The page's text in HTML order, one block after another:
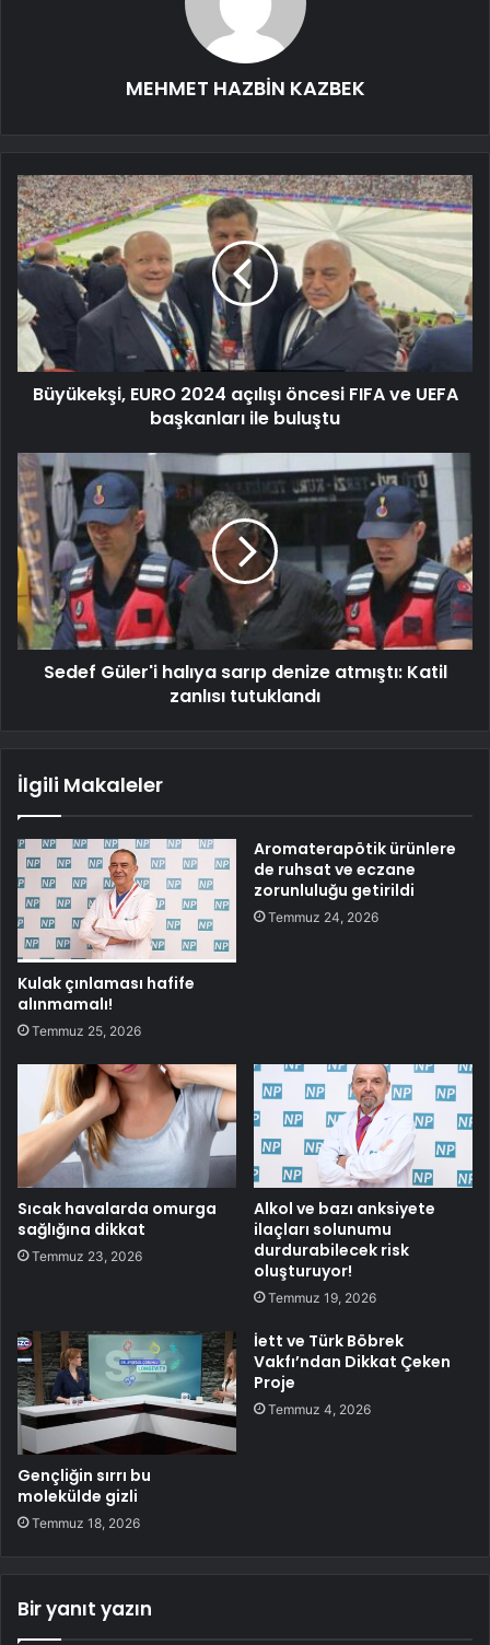
MEHMET HAZBİN KAZBEK
Büyükekşi, EURO 2024 açılışı öncesi FIFA ve UEFA
başkanları ile buluştu
Sedef Güler'i halıya sarıp denize atmıştı: Katil
zanlısı tutuklandı
İlgili Makaleler
Kulak çınlaması hafife
alınmamalı!
Temmuz 25, 2026
Aromaterapötik ürünlere
de ruhsat ve eczane
zorunluluğu getirildi
Temmuz 24, 2026
Sıcak havalarda omurga
sağlığına dikkat
Temmuz 23, 2026
Alkol ve bazı anksiyete
ilaçları solunumu
durdurabilecek risk
oluşturuyor!
Temmuz 19, 2026
Gençliğin sırrı bu
molekülde gizli
Temmuz 18, 2026
İett ve Türk Böbrek
Vakfı’ndan Dikkat Çeken
Proje
Temmuz 4, 2026
Bir yanıt yazın